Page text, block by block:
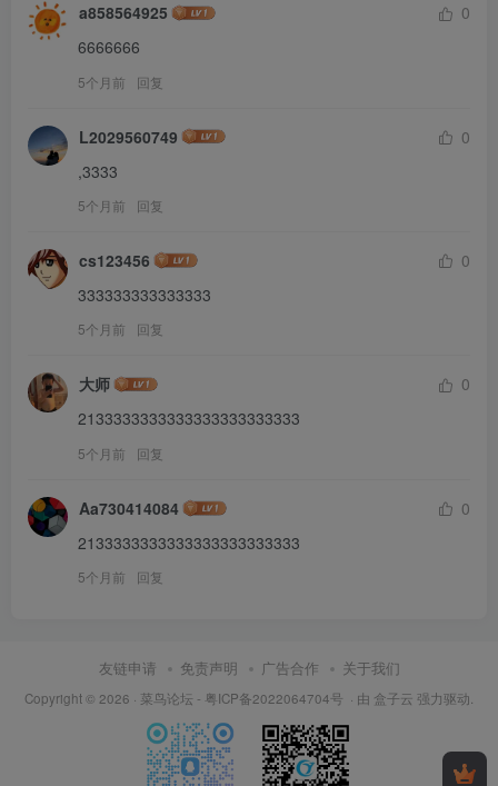
a858564925
0
6666666
5个月前 回复
L2029560749
0
,3333
5个月前 回复
cs123456
0
333333333333333
5个月前 回复
大师
0
2133333333333333333333333
5个月前 回复
Aa730414084
0
2133333333333333333333333
5个月前 回复
友链申请 免责声明 广告合作 关于我们
Copyright © 2026 · 菜鸟论坛 - 粤ICP备2022064704号 · 由 盒子云 强力驱动.